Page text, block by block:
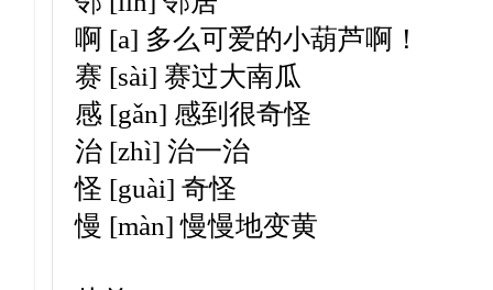
啊 [a] 多么可爱的小葫芦啊！
赛 [sài] 赛过大南瓜
感 [gǎn] 感到很奇怪
治 [zhì] 治一治
怪 [guài] 奇怪
慢 [màn] 慢慢地变黄